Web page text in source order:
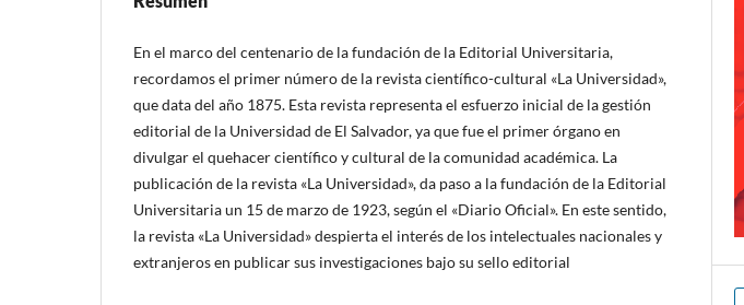
En el marco del centenario de la fundación de la Editorial Universitaria,
recordamos el primer número de la revista científico-cultural «La Universidad»,
que data del año 1875. Esta revista representa el esfuerzo inicial de la gestión
editorial de la Universidad de El Salvador, ya que fue el primer órgano en
divulgar el quehacer científico y cultural de la comunidad académica. La
publicación de la revista «La Universidad», da paso a la fundación de la Editorial
Universitaria un 15 de marzo de 1923, según el «Diario Oficial». En este sentido,
la revista «La Universidad» despierta el interés de los intelectuales nacionales y
extranjeros en publicar sus investigaciones bajo su sello editorial